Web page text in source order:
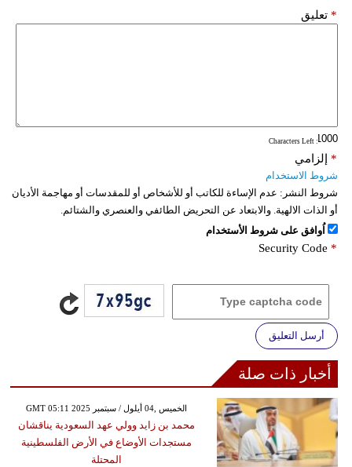
تعليق *
: Characters Left
إلزامي *
شروط الاستخدام
شروط النشر: عدم الإساءة للكاتب أو للأشخاص أو للمقدسات أو مهاجمة الأديان
أو الذات الالهية. والابتعاد عن التحريض الطائفي والعنصري والشتائم.
اُوافق على شروط الأستخدام
Security Code *
أرسل التعليق
أخبار ذات صلة
GMT 05:11 2025 الخميس ,04 أيلول / سبتمبر
محمد بن زايد وولي عهد السعودية يناقشان
مستجدات الأوضاع في الأرض الفلسطينية
المحتلة